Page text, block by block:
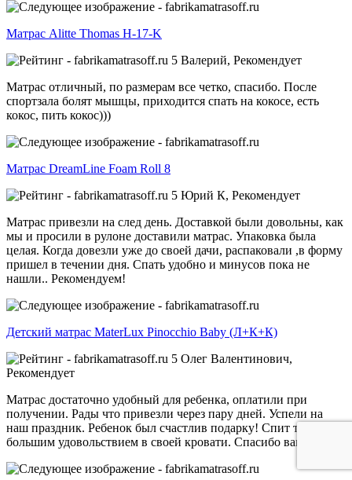
Матрас Alitte Thomas H-17-K
5 Валерий, Рекомендует
Матрас отличный, по размерам все четко, спасибо. После
спортзала болят мышцы, приходится спать на кокосе, есть
кокос, пить кокос)))
Матрас DreamLine Foam Roll 8
5 Юрий К, Рекомендует
Матрас привезли на след день. Доставкой были довольны, как
мы и просили в рулоне доставили матрас. Упаковка была
целая. Когда довезли уже до своей дачи, распаковали ,в форму
пришел в течении дня. Спать удобно и минусов пока не
нашли.. Рекомендуем!
Детский матрас MaterLux Pinocchio Baby (Л+К+К)
5 Олег Валентинович,
Рекомендует
Матрас достаточно удобный для ребенка, оплатили при
получении. Рады что привезли через пару дней. Успели на
наш праздник. Ребенок был счастлив подарку! Спит теперь с
большим удовольствием в своей кровати. Спасибо вам